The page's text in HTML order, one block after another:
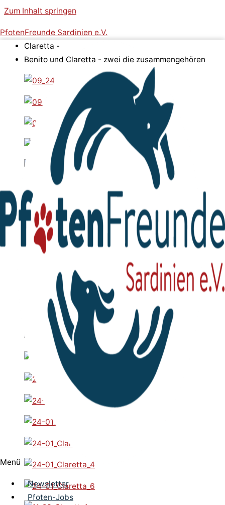
Zum Inhalt springen
PfotenFreunde Sardinien e.V.
Menü
Newsletter
Pfoten-Jobs
Claretta -
Benito und Claretta - zwei die zusammengehören